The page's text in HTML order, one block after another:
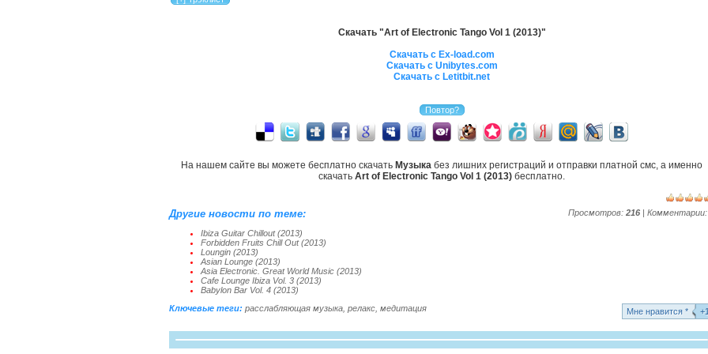
Скачать "Art of Electronic Tango Vol 1 (2013)"
Скачать с Ex-load.com
Скачать с Unibytes.com
Скачать с Letitbit.net
На нашем сайте вы можете бесплатно скачать Музыка без лишних регистраций и отправки платной смс, а именно
скачать Art of Electronic Tango Vol 1 (2013) бесплатно.
Просмотров: 216 | Комментарии:
Другие новости по теме:
Ibiza Guitar Chillout (2013)
Forbidden Fruits Chill Out (2013)
Loungin (2013)
Asian Lounge (2013)
Asia Electronic. Great World Music (2013)
Cafe Lounge Ibiza Vol. 3 (2013)
Babylon Bar Vol. 4 (2013)
Mне нравится * +1
Ключевые теги: расслабляющая музыка релакс медитация